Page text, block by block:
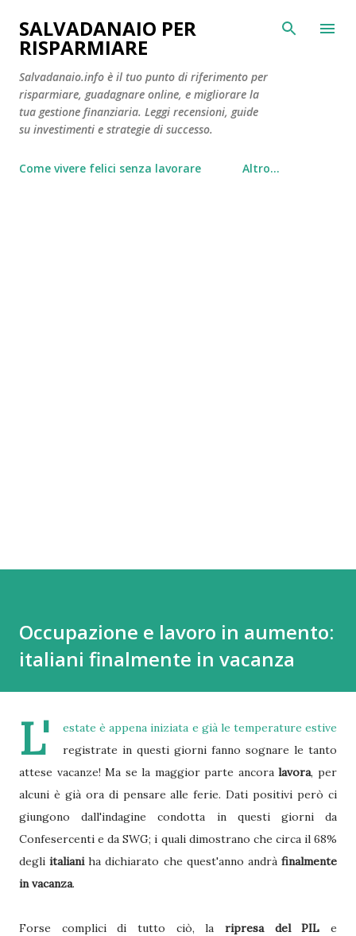
Passa ai contenuti principali
SALVADANAIO PER
RISPARMIARE
Salvadanaio.info è il tuo punto di riferimento per
risparmiare, guadagnare online, e migliorare la
tua gestione finanziaria. Leggi recensioni, guide
su investimenti e strategie di successo.
Come vivere felici senza lavorare Altro…
Occupazione e lavoro in aumento:
italiani finalmente in vacanza
L'
estate è appena iniziata e già le temperature estive
registrate in questi giorni fanno sognare le tanto
attese vacanze! Ma se la maggior parte ancoralavora, per
alcuni è già ora di pensare alle ferie. Dati positivi però ci
giungono dall'indagine condotta in questi giorni da
Confesercenti e da SWG; i quali dimostrano che circa il 68%
degliitalianiha dichiarato che quest'anno andràfinalmente
in vacanza.
Forse complici di tutto ciò, la ripresa del PIL e